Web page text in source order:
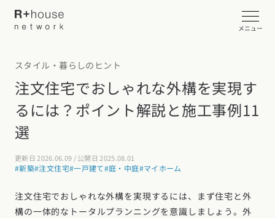
メニュー
イベント・見学会を探す
カタログ請求する
R+houseについて
スタイル・暮らしのヒント
注文住宅でおしゃれな外構を実現す
るには？ポイント解説と施工事例11
選
更新日 2026.06.09 / 公開日 2025.08.01
#新築#注文住宅#一戸建て#庭・中庭#マイホーム
注文住宅でおしゃれな外構を実現するには、まず住宅と外
構の一体的なトータルプランニングを意識しましょう。外